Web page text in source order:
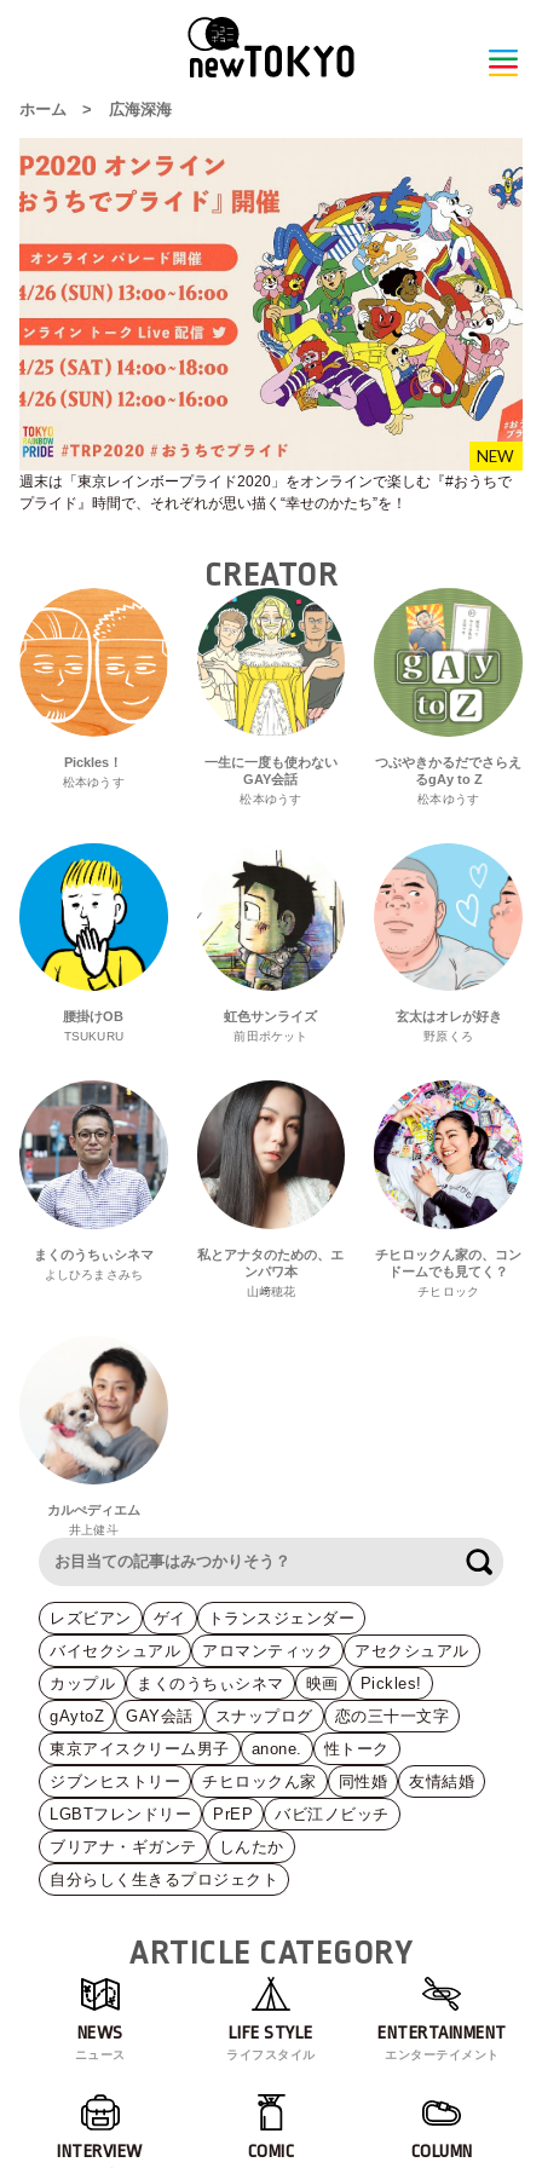
ホーム > 広海深海
週末は「東京レインボープライド2020」をオンラインで楽しむ『#おうちで
プライド』時間で、それぞれが思い描く“幸せのかたち”を！
CREATOR
Pickles！
松本ゆうす
一生に一度も使わない
GAY会話
松本ゆうす
つぶやきかるだでさらえ
るgAy to Z
松本ゆうす
腰掛けOB
TSUKURU
虹色サンライズ
前田ポケット
玄太はオレが好き
野原くろ
まくのうちぃシネマ
よしひろまさみち
私とアナタのための、エ
ンパワ本
山﨑穂花
チヒロックん家の、コン
ドームでも見てく？
チヒロック
カルぺディエム
井上健斗
レズビアン ゲイ
トランスジェンダー
バイセクシュアル
アロマンティック
アセクシュアル
カップル
まくのうちぃシネマ 映画
Pickles!
gAytoZ
GAY会話 スナップログ
恋の三十一文字
東京アイスクリーム男子
anone.
性トーク
ジブンヒストリー
チヒロックん家 同性婚
友情結婚
LGBTフレンドリー
PrEP
バビ江ノビッチ
ブリアナ・ギガンテ
しんたか
自分らしく生きるプロジェクト
ARTICLE CATEGORY
NEWS
ニュース
LIFE STYLE
ライフスタイル
ENTERTAINMENT
エンターテイメント
INTERVIEW COMIC COLUMN